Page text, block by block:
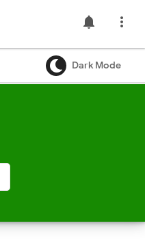

notifications
Dark Mode